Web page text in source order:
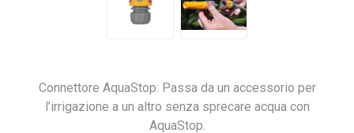
Connettore AquaStop: Passa da un accessorio per
l’irrigazione a un altro senza sprecare acqua con
AquaStop.